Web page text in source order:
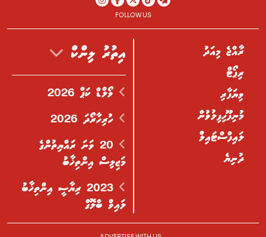
FOLLOW US
ރާއްޖެ މިއަދު
ރިޕޯޓް
ވިޔަފާރި
މުނިފޫހިފިލުވުން
ލައިފްސްޓައިލް
ދުނިޔެ
އިތުރު ލިންކް
ވޯލްޑް ކަޕް 2026
ހުރިހާރޯދަ 2026
20 ވަނަ ރައްޔިތުންގެ
މަޖިލިސް އިންތިޚާބު
2023 ރިޔާސީ އިންތިޚާބު
ލައިވް ބްލޮގް